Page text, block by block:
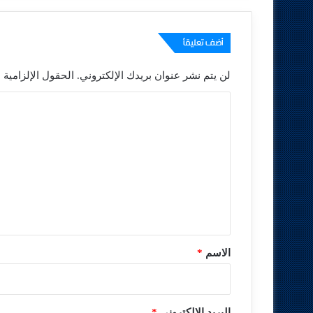
أضف تعليقاً
لن يتم نشر عنوان بريدك الإلكتروني. الحقول
*الاسم *